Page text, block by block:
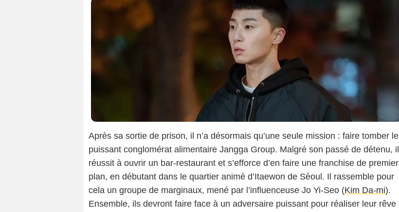
Après sa sortie de prison, il n’a désormais qu’une seule mission : faire tomber le
puissant conglomérat alimentaire Jangga Group. Malgré son passé de détenu, il
réussit à ouvrir un bar-restaurant et s’efforce d’en faire une franchise de premier
plan, en débutant dans le quartier animé d’Itaewon de Séoul. Il rassemble pour
cela un groupe de marginaux, mené par l’influenceuse Jo Yi-Seo (Kim Da-mi).
Ensemble, ils devront faire face à un adversaire puissant pour réaliser leur rêve